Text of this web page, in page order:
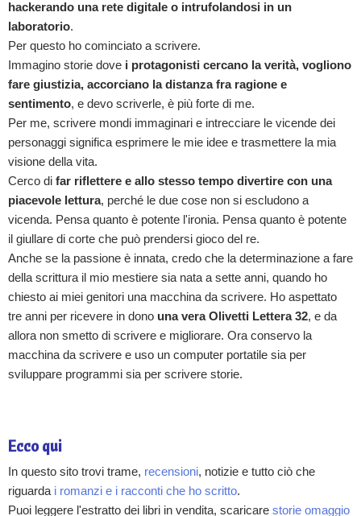
hackerando una rete digitale o intrufolandosi in un
laboratorio.
Per questo ho cominciato a scrivere.
Immagino storie dove i protagonisti cercano la verità, vogliono
fare giustizia, accorciano la distanza fra ragione e
sentimento, e devo scriverle, è più forte di me.
Per me, scrivere mondi immaginari e intrecciare le vicende dei
personaggi significa esprimere le mie idee e trasmettere la mia
visione della vita.
Cerco di far riflettere e allo stesso tempo divertire con una
piacevole lettura, perché le due cose non si escludono a
vicenda. Pensa quanto è potente l'ironia. Pensa quanto è potente
il giullare di corte che può prendersi gioco del re.
Anche se la passione è innata, credo che la determinazione a fare
della scrittura il mio mestiere sia nata a sette anni, quando ho
chiesto ai miei genitori una macchina da scrivere. Ho aspettato
tre anni per ricevere in dono una vera Olivetti Lettera 32, e da
allora non smetto di scrivere e migliorare. Ora conservo la
macchina da scrivere e uso un computer portatile sia per
sviluppare programmi sia per scrivere storie.
Ecco qui
In questo sito trovi trame, recensioni, notizie e tutto ciò che
riguarda i romanzi e i racconti che ho scritto.
Puoi leggere l'estratto dei libri in vendita, scaricare storie omaggio